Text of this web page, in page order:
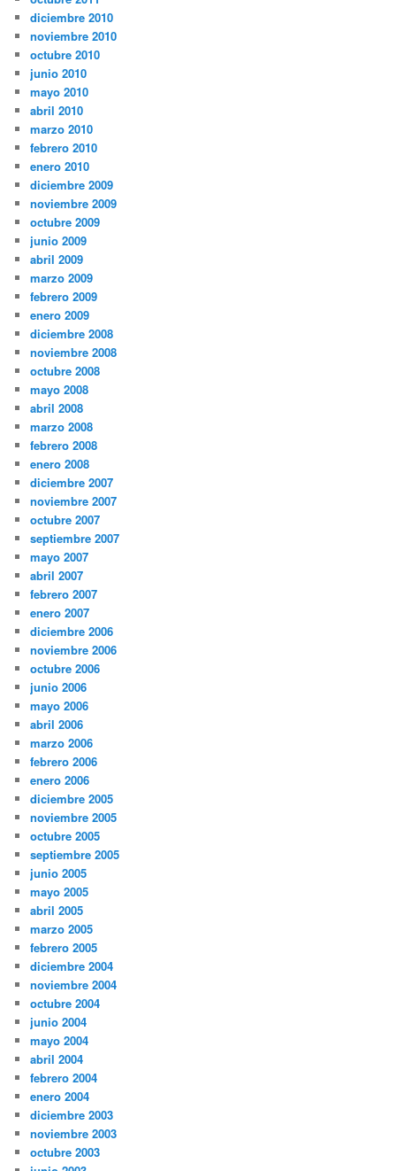
diciembre 2010
noviembre 2010
octubre 2010
junio 2010
mayo 2010
abril 2010
marzo 2010
febrero 2010
enero 2010
diciembre 2009
noviembre 2009
octubre 2009
junio 2009
abril 2009
marzo 2009
febrero 2009
enero 2009
diciembre 2008
noviembre 2008
octubre 2008
mayo 2008
abril 2008
marzo 2008
febrero 2008
enero 2008
diciembre 2007
noviembre 2007
octubre 2007
septiembre 2007
mayo 2007
abril 2007
febrero 2007
enero 2007
diciembre 2006
noviembre 2006
octubre 2006
junio 2006
mayo 2006
abril 2006
marzo 2006
febrero 2006
enero 2006
diciembre 2005
noviembre 2005
octubre 2005
septiembre 2005
junio 2005
mayo 2005
abril 2005
marzo 2005
febrero 2005
diciembre 2004
noviembre 2004
octubre 2004
junio 2004
mayo 2004
abril 2004
febrero 2004
enero 2004
diciembre 2003
noviembre 2003
octubre 2003